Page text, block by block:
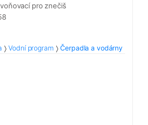
pro znečiš
Vodní program Čerpadla a vodárny